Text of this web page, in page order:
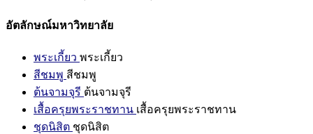
อัตลักษณ์มหาวิทยาลัย
พระเกี้ยว พระเกี้ยว
สีชมพู สีชมพู
ต้นจามจุรี ต้นจามจุรี
เสื้อครุยพระราชทาน เสื้อครุยพระราชทาน
ชุดนิสิต ชุดนิสิต